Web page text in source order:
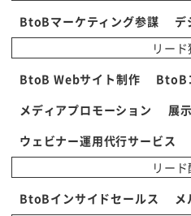
BtoBマーケティング参謀
デ
リー
BtoB Webサイト制作
BtoB
メディアプロモーション
展
ウェビナー運用代行サービス
リー
BtoBインサイドセールス
メ